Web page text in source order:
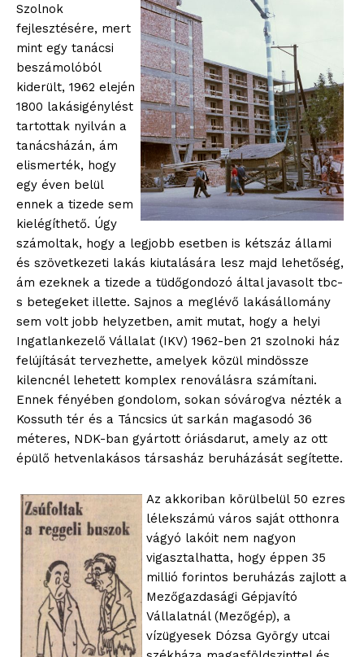
Szolnok
fejlesztésére, mert
mint egy tanácsi
beszámolóból
kiderült, 1962 elején
1800 lakásigénylést
tartottak nyilván a
tanácsházán, ám
elismerték, hogy
egy éven belül
ennek a tizede sem
kielégíthető. Úgy
számoltak, hogy a legjobb esetben is kétszáz állami
és szövetkezeti lakás kiutalására lesz majd lehetőség,
ám ezeknek a tizede a tüdőgondozó által javasolt tbc-
s betegeket illette. Sajnos a meglévő lakásállomány
sem volt jobb helyzetben, amit mutat, hogy a helyi
Ingatlankezelő Vállalat (IKV) 1962-ben 21 szolnoki ház
felújítását tervezhette, amelyek közül mindössze
kilencnél lehetett komplex renoválásra számítani.
Ennek fényében gondolom, sokan sóvárogva nézték a
Kossuth tér és a Táncsics út sarkán magasodó 36
méteres, NDK-ban gyártott óriásdarut, amely az ott
épülő hetvenlakásos társasház beruházását segítette.
Az akkoriban körülbelül 50 ezres
lélekszámú város saját otthonra
vágyó lakóit nem nagyon
vigasztalhatta, hogy éppen 35
millió forintos beruházás zajlott a
Mezőgazdasági Gépjavító
Vállalatnál (Mezőgép), a
vízügyesek Dózsa György utcai